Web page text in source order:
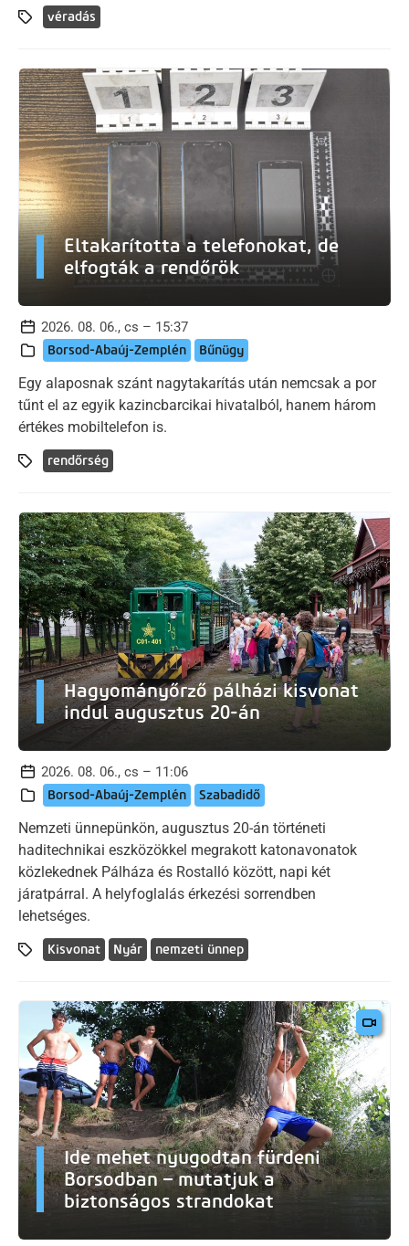
véradás
Eltakarította a telefonokat, de
elfogták a rendőrök
2026. 08. 06., cs – 15:37
Borsod-Abaúj-Zemplén Bűnügy
Egy alaposnak szánt nagytakarítás után nemcsak a por
tűnt el az egyik kazincbarcikai hivatalból, hanem három
értékes mobiltelefon is.
rendőrség
Hagyományőrző pálházi kisvonat
indul augusztus 20-án
2026. 08. 06., cs – 11:06
Borsod-Abaúj-Zemplén Szabadidő
Nemzeti ünnepünkön, augusztus 20-án történeti
haditechnikai eszközökkel megrakott katonavonatok
közlekednek Pálháza és Rostalló között, napi két
járatpárral. A helyfoglalás érkezési sorrendben
lehetséges.
Kisvonat Nyár nemzeti ünnep
Ide mehet nyugodtan fürdeni
Borsodban – mutatjuk a
biztonságos strandokat